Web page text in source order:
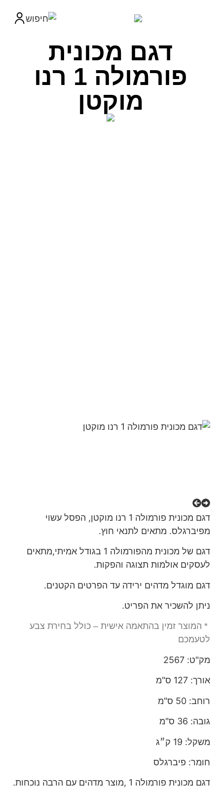
דגם מכונית
פורמולה 1 רנו
מוקטן
דגם מכונית פורמולה 1 רנו מוקטן, הפסל עשוי
מפיברגלס. מתאים לתנאי חוץ.
דגם של מכונית מהפורמולה 1 בגודל אמיתי,מתאים
לעסקים אולמות תצוגה והפקות.
דגם מוגדל מדהים ירידה עד הפרטים הקטנים.
ניתן להשכיר את הפריט.
* המוצר זמין בהתאמה אישית – כולל בחירת צבע
לטעמכם
מק"ט: 2567
אורך: 127 ס"מ
רוחב: 50 ס"מ
גובה: 36 ס"מ
משקל: 19 ק״ג
חומר: פיברגלס
דגם מכונית פורמולה 1 ,מוצר מדהים עם הרבה נוכחות.